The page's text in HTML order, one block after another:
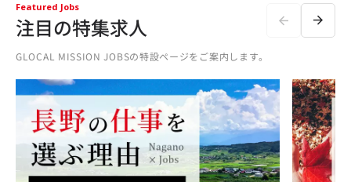
Featured Jobs
注目の特集求人
GLOCAL MISSION JOBSの特設ページをご案内します。